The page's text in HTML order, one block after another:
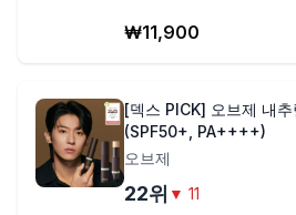
₩11,900
[덱스 PICK] 오브제 내
(SPF50+, PA++++)
오브제
22위 ▼ 11